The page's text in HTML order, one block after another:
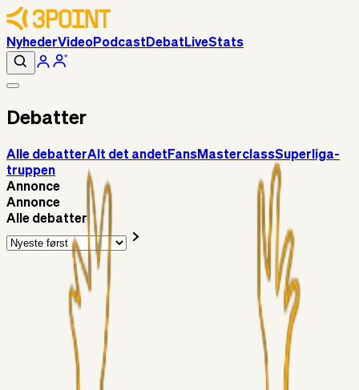
NyhederVideoPodcast Debat LiveStats
Debatter
Alle debatterAlt det andet FansMasterclassSuperliga-
truppen
Annonce
Annonce
Alle debatter
Chrisdinho88 23 timer siden
Horsens - Brøndby billet
Alt det andet
Chrisdinho88
05. aug. 2026
Bange anelser